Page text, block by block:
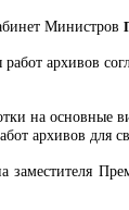
Министров
архивов
на основные
архивов для